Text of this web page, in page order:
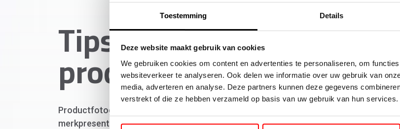
Toestemming Details
Deze website maakt gebruik van cookies
We gebruiken cookies om content en advertenties te personaliseren, om
websiteverkeer te analyseren. Ook delen we informatie over uw gebruik van
media, adverteren en analyse. Deze partners kunnen deze gegevens
verstrekt of die ze hebben verzameld op basis van uw gebruik van hun services.
Tips voor
productfotografie
Productfotografie is onmisbaar voor elke webshop of
merkpresentatie. Daarom zijn deze beelden essentieel om het